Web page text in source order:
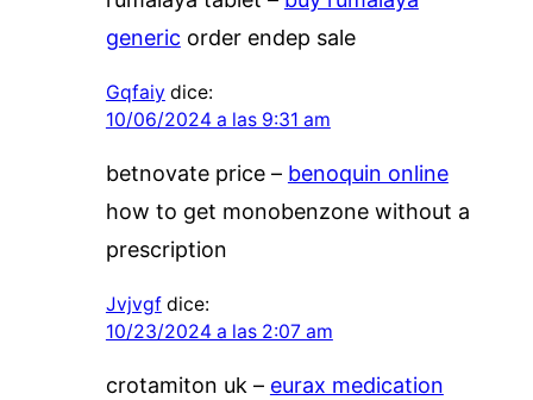
generic order endep sale
Gqfaiy dice:
10/06/2024 a las 9:31 am
betnovate price – benoquin online
how to get monobenzone without a
prescription
Jvjvgf dice:
10/23/2024 a las 2:07 am
crotamiton uk – eurax medication